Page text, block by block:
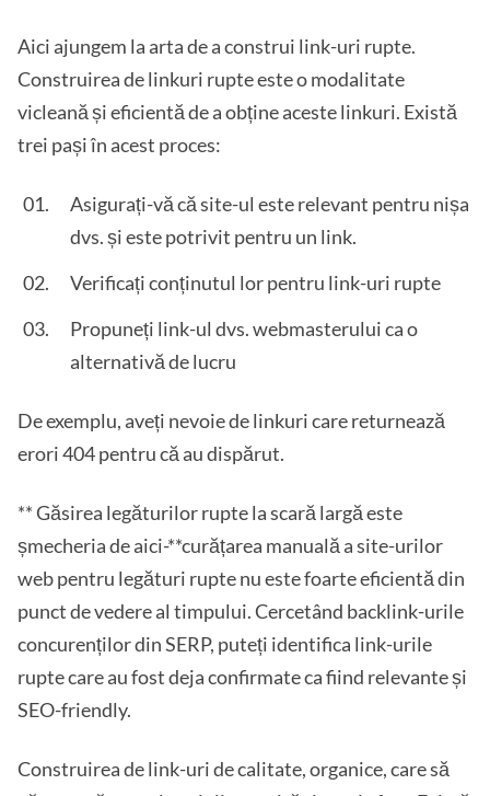
Aici ajungem la arta de a construi link-uri rupte.
Construirea de linkuri rupte este o modalitate
vicleană și eficientă de a obține aceste linkuri. Există
trei pași în acest proces:
Asigurați-vă că site-ul este relevant pentru nișa
dvs. și este potrivit pentru un link.
Verificați conținutul lor pentru link-uri rupte
Propuneți link-ul dvs. webmasterului ca o
alternativă de lucru
De exemplu, aveți nevoie de linkuri care returnează
erori 404 pentru că au dispărut.
** Găsirea legăturilor rupte la scară largă este
șmecheria de aici-**curățarea manuală a site-urilor
web pentru legături rupte nu este foarte eficientă din
punct de vedere al timpului. Cercetând backlink-urile
concurenților din SERP, puteți identifica link-urile
rupte care au fost deja confirmate ca fiind relevante și
SEO-friendly.
Construirea de link-uri de calitate, organice, care să